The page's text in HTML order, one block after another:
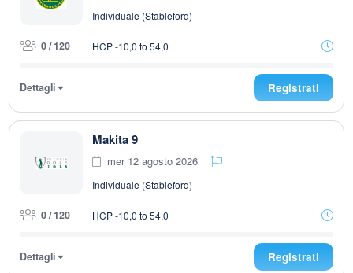
Individuale (Stableford)
0 / 120 HCP -10,0 to 54,0
Dettagli Registrati
Makita 9
mer 12 agosto 2026
Individuale (Stableford)
0 / 120 HCP -10,0 to 54,0
Dettagli Registrati